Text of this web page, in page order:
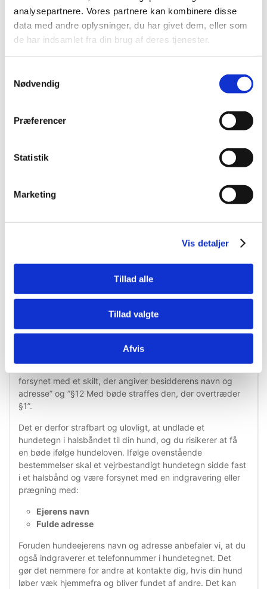
analysepartnere. Vores partnere kan kombinere disse
data med andre oplysninger, du har givet dem, eller som
de har indsamlet fra din brug af deres tjenester.
Nødvendig
Præferencer
Statistik
Marketing
Vis detaljer
Tillad alle
Tillad valgte
Afvis
99,00
DKK 29,95
DKK 23,96 ekskl. moms
Hundetegn fra My Family i lakeret metal med tilhørende
Det er lovpligtigt at bære hundetegn
måneder bære hundetegn.Hundeloven
Besidderen af en hund skal sørge for, at hunden, inden
den er 8 uger gammel, er mærket og registreret.
forsynet med et skilt, der angiver besidderens navn og
adresse” og ”§12 Med bøde straffes den, der overtræder
§1”.
Det er derfor strafbart og ulovligt, at undlade et
hundetegn i halsbåndet til din hund, og du risikerer at få
en bøde ifølge hundeloven. Ifølge ovenstående
bestemmelser skal et vejrbestandigt hundetegn sidde fast
i et halsbånd og være forsynet med en indgravering eller
prægning med:
Ejerens navn
Fulde adresse
Foruden hundeejerens navn og adresse anbefaler vi, at du
også indgraverer et telefonnummer i hundetegnet. Det
gør det nemmere for andre at kontakte dig, hvis din hund
løber væk hjemmefra og bliver fundet af andre. Det kan